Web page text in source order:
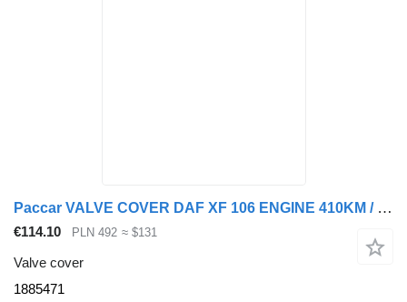
Paccar VALVE COVER DAF XF 106 ENGINE 410KM / 460KM / 510KM 1885471 for truck tractor
€114.10 PLN 492 ≈ $131
Valve cover
1885471